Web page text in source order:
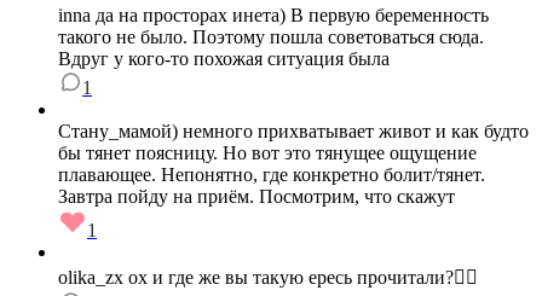
inna да на просторах инета) В первую беременность
такого не было. Поэтому пошла советоваться сюда.
Вдруг у кого-то похожая ситуация была
1
Стану_мамой) немного прихватывает живот и как будто
бы тянет поясницу. Но вот это тянущее ощущение
плавающее. Непонятно, где конкретно болит/тянет.
Завтра пойду на приём. Посмотрим, что скажут
1
olika_zx ох и где же вы такую ересь прочитали?🤦‍♀️